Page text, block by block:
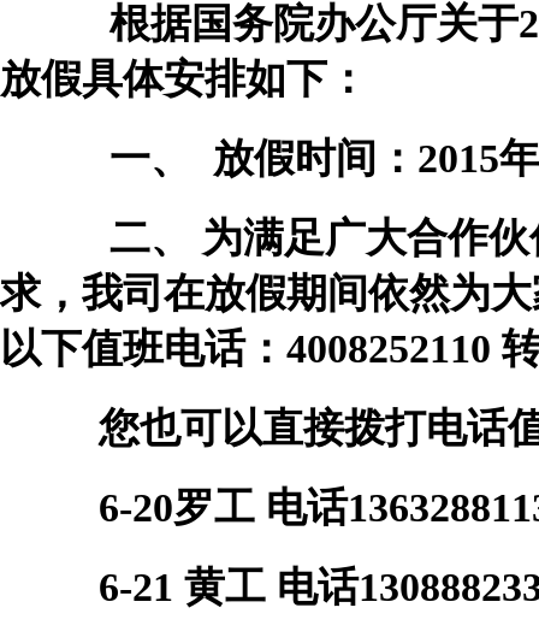
根据国务院办公厅关于
放假具体安排如下：
一、 放假时间：2015年
二、 为满足广大合作伙
求，我司在放假期间依然为
以下值班电话：4008252110
您也可以直接拨打电话
6-20罗工 电话
6-21 黄工 电话